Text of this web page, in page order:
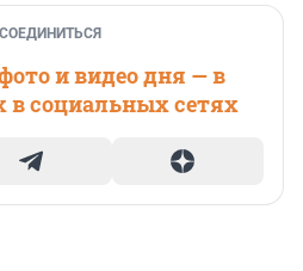
и видео дня — в
в социальных сетях